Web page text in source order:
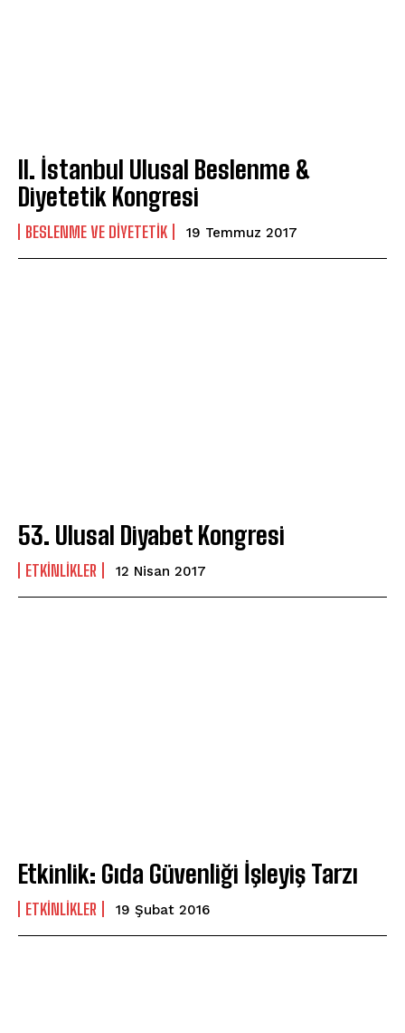
II. İstanbul Ulusal Beslenme &
Diyetetik Kongresi
BESLENME VE DIYETETIK 19 Temmuz 2017
53. Ulusal Diyabet Kongresi
ETKINLIKLER 12 Nisan 2017
Etkinlik: Gıda Güvenliği İşleyiş Tarzı
ETKINLIKLER 19 Şubat 2016